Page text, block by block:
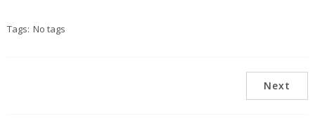
Tags: No tags
Next